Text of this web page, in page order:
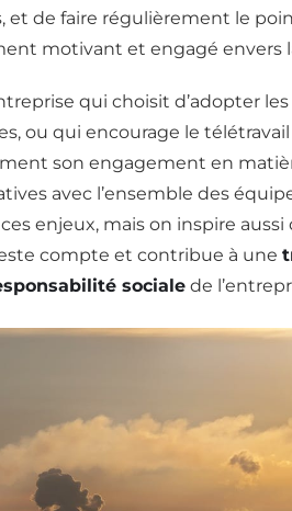
et de faire régulièrement le
motivant et engagé envers
qui choisit d’adopter les
ou qui encourage le
son engagement en
avec l’ensemble des
enjeux, mais on inspire aussi
compte et contribue à une
sociale de